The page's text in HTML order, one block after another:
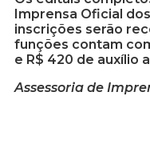
Imprensa Oficial
inscrições serão
funções contam
e R$ 420 de auxílio
Assessoria de